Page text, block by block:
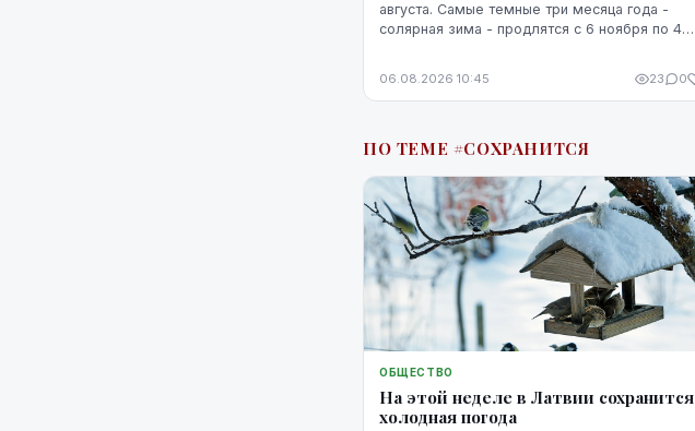
августа. Самые темные три месяца года -
солярная зима - продлятся с 6 ноября по 4
06.08.2026 10:45 23 0
ПО ТЕМЕ #СОХРАНИТСЯ
ОБЩЕСТВО
На этой неделе в Латвии сохранится
холодная погода